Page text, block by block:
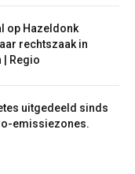
op Hazeldonk
rechtszaak in
| Regio
uitgedeeld sinds
emissiezones.